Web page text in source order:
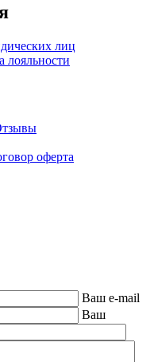
лиц
лояльности
оферта
Ваш e-mail
Ваш